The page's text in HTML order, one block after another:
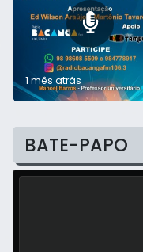
1 mês atrás
BATE-PAPO